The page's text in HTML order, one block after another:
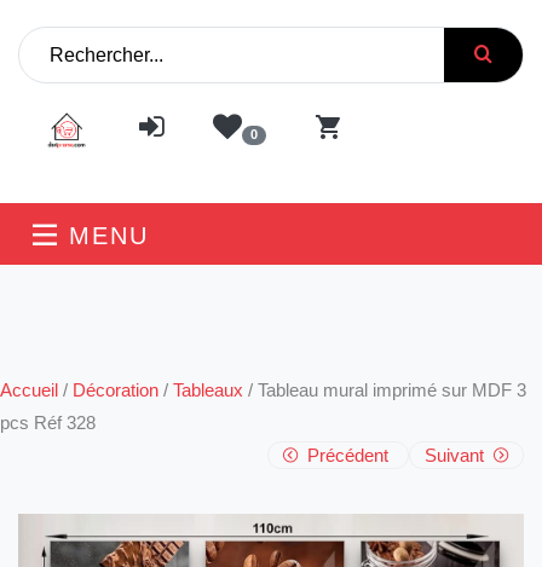
0
MENU
Accueil / Décoration / Tableaux / Tableau mural imprimé sur MDF 3
pcs Réf 328
Précédent
Suivant